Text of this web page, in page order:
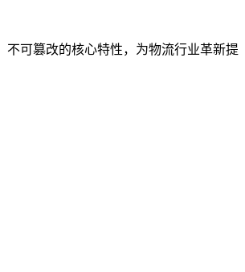
可篡改的核心特性，为物流行业革新提